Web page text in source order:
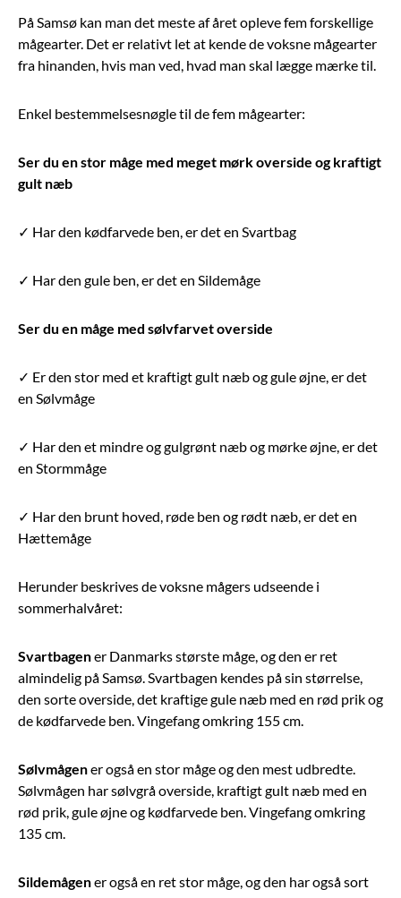
På Samsø kan man det meste af året opleve fem forskellige
mågearter. Det er relativt let at kende de voksne mågearter
fra hinanden, hvis man ved, hvad man skal lægge mærke til.
Enkel bestemmelsesnøgle til de fem mågearter:
Ser du en stor måge med meget mørk overside og kraftigt
gult næb
✓ Har den kødfarvede ben, er det en Svartbag
✓ Har den gule ben, er det en Sildemåge
Ser du en måge med sølvfarvet overside
✓ Er den stor med et kraftigt gult næb og gule øjne, er det
en Sølvmåge
✓ Har den et mindre og gulgrønt næb og mørke øjne, er det
en Stormmåge
✓ Har den brunt hoved, røde ben og rødt næb, er det en
Hættemåge
Herunder beskrives de voksne mågers udseende i
sommerhalvåret:
Svartbagener Danmarks største måge, og den er ret
almindelig på Samsø. Svartbagen kendes på sin størrelse,
den sorte overside, det kraftige gule næb med en rød prik og
de kødfarvede ben. Vingefang omkring 155 cm.
Sølvmågener også en stor måge og den mest udbredte.
Sølvmågen har sølvgrå overside, kraftigt gult næb med en
rød prik, gule øjne og kødfarvede ben. Vingefang omkring
135 cm.
Sildemågener også en ret stor måge, og den har også sort